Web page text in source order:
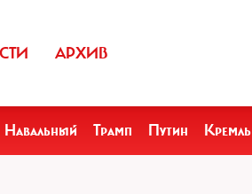
АРХИВ
Навальный Трамп Путин Кремль